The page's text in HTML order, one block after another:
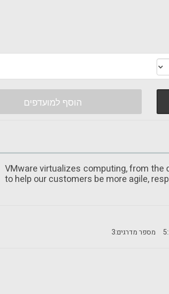
הוסף למועדפים
VMware virtualizes computing, from
to help our customers be more agile,
מספר מדרגים:3 5